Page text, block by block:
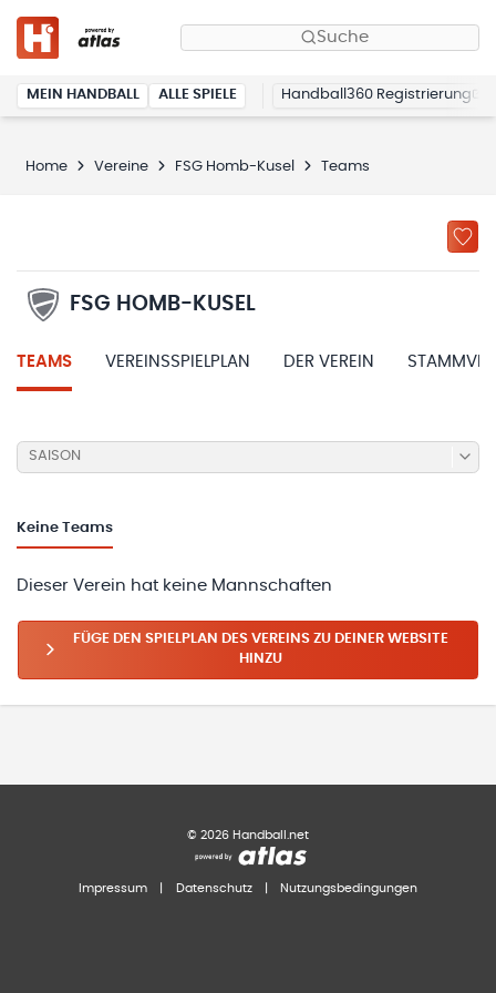
Suche
MEIN HANDBALL ALLE SPIELE Handball360 Registrierung
Home Vereine FSG Homb-Kusel Teams
FSG HOMB-KUSEL
TEAMS VEREINSSPIELPLAN DER VEREIN
SAISON
Keine Teams
Dieser Verein hat keine Mannschaften
FÜGE DEN SPIELPLAN DES VEREINS ZU DEINER WEBSITE
HINZU
© 2026 Handball.net
Impressum Datenschutz Nutzungsbedingungen